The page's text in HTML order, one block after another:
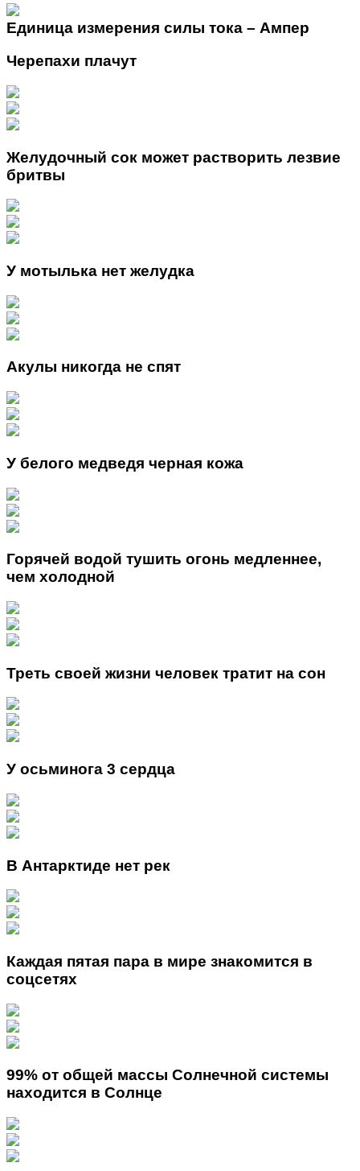
Единица измерения силы тока – Ампер
Черепахи плачут
Желудочный сок может растворить лезвие
бритвы
У мотылька нет желудка
Акулы никогда не спят
У белого медведя черная кожа
Горячей водой тушить огонь медленнее,
чем холодной
Треть своей жизни человек тратит на сон
У осьминога 3 сердца
В Антарктиде нет рек
Каждая пятая пара в мире знакомится в
соцсетях
99% от общей массы Солнечной системы
находится в Солнце